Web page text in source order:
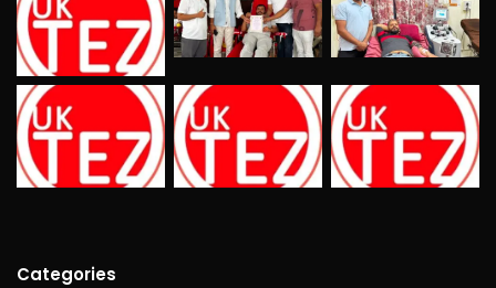
Categories